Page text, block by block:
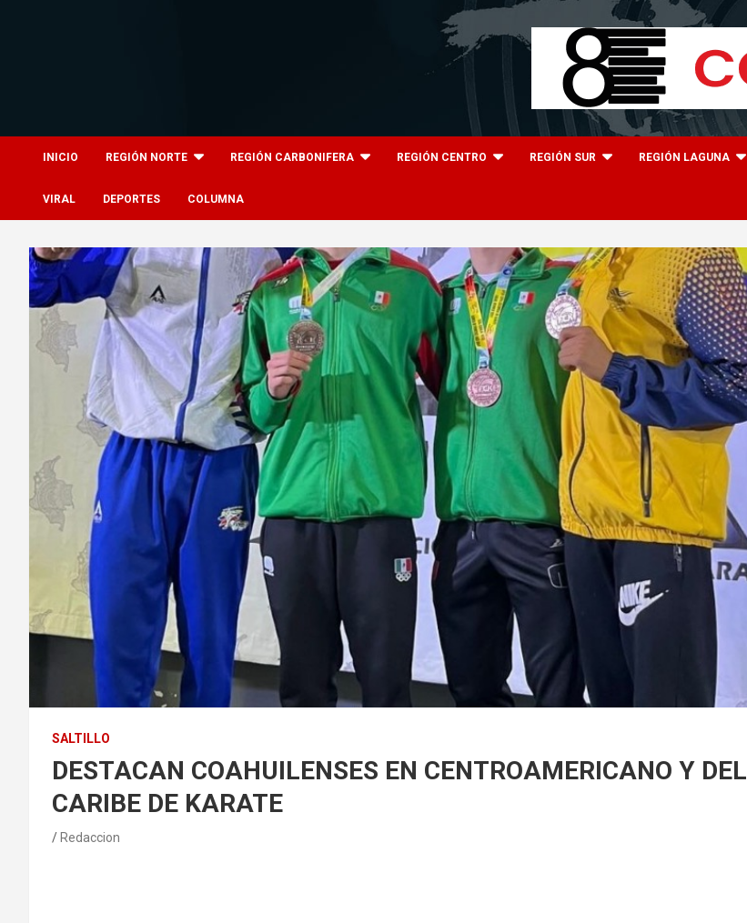
INICIO REGIÓN NORTE REGIÓN CARBONIFERA REGIÓN CENTRO REGIÓN SUR REGIÓN LAGUNA
VIRAL DEPORTES COLUMNA
SALTILLO
DESTACAN COAHUILENSES EN CENTROAMERICANO Y DEL
CARIBE DE KARATE
Redaccion